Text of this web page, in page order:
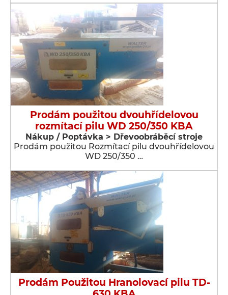
Prodám použitou dvouhřídelovou
rozmítací pilu WD 250/350 KBA
Nákup / Poptávka > Dřevoobráběcí stroje
Prodám použitou Rozmítací pilu dvouhřídelovou
WD 250/350 …
Prodám Použitou Hranolovací pilu TD-